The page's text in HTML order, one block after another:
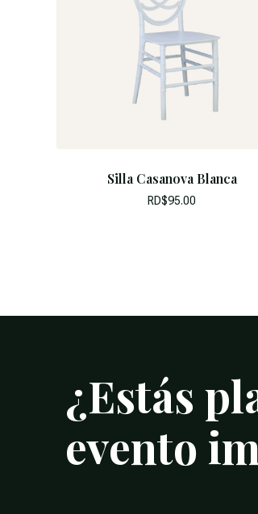
Silla Casanova Blanca
RD$95.00
¿Estás
evento